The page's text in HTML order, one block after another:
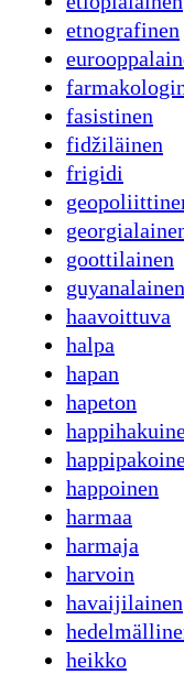
etnografinen
fasistinen
fidžiläinen
frigidi
goottilainen
guyanalainen
haavoittuva
halpa
hapan
hapeton
happoinen
harmaa
harmaja
harvoin
havaijilainen
heikko